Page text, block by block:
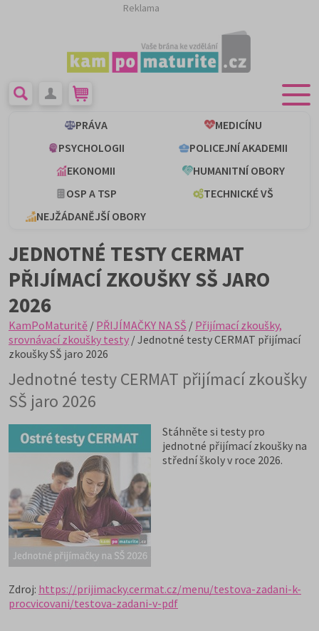
Reklama
PRÁVA
MEDICÍNU
PSYCHOLOGII
POLICEJNÍ AKADEMII
EKONOMII
HUMANITNÍ OBORY
OSP A TSP
TECHNICKÉ VŠ
NEJŽÁDANĚJŠÍ OBORY
JEDNOTNÉ TESTY CERMAT
PŘIJÍMACÍ ZKOUŠKY SŠ JARO
2026
KamPoMaturitě / PŘIJÍMAČKY NA SŠ / Přijímací zkoušky,
srovnávací zkoušky testy / Jednotné testy CERMAT přijímací
zkoušky SŠ jaro 2026
Jednotné testy CERMAT přijímací zkoušky
SŠ jaro 2026
Stáhněte si testy pro
jednotné přijímací zkoušky na
střední školy v roce 2026.
Zdroj: https://prijimacky.cermat.cz/menu/testova-zadani-k-
procvicovani/testova-zadani-v-pdf